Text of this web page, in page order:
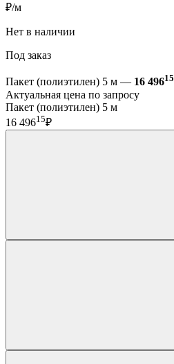
₽/м
Нет в наличии
Под заказ
Пакет (полиэтилен) 5 м — 16 49615
Актуальная цена по запросу
Пакет (полиэтилен) 5 м
16 49615₽